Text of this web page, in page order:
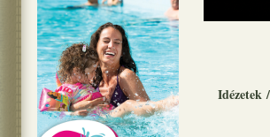
Idézetek /